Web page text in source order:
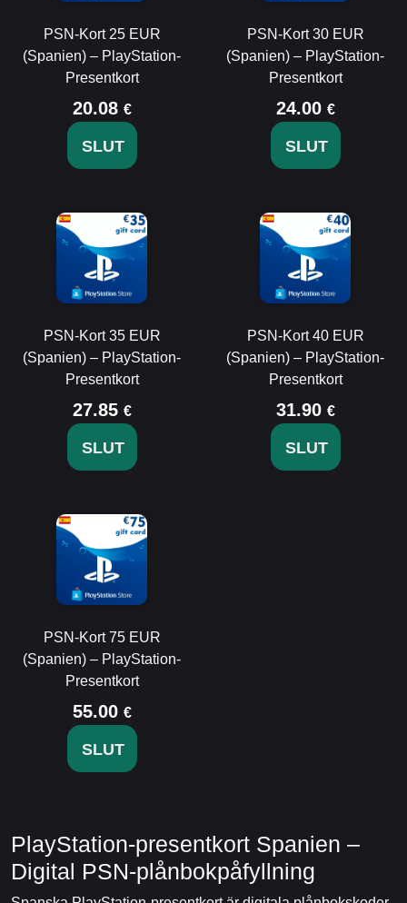
PSN-Kort 25 EUR
(Spanien) – PlayStation-
Presentkort
20.08 €
SLUT
PSN-Kort 30 EUR
(Spanien) – PlayStation-
Presentkort
24.00 €
SLUT
PSN-Kort 35 EUR
(Spanien) – PlayStation-
Presentkort
27.85 €
SLUT
PSN-Kort 40 EUR
(Spanien) – PlayStation-
Presentkort
31.90 €
SLUT
PSN-Kort 75 EUR
(Spanien) – PlayStation-
Presentkort
55.00 €
SLUT
PlayStation-presentkort Spanien –
Digital PSN-plånbokpåfyllning